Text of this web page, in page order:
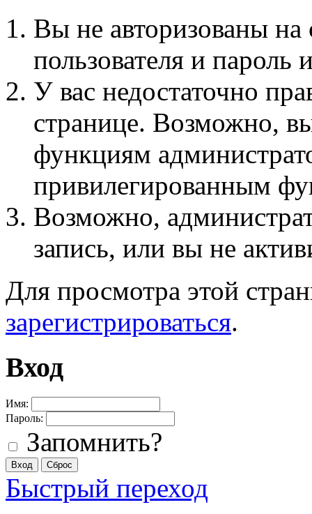
Вы не авторизованы на
пользователя и пароль
У вас недостаточно
странице. Возможно,
функциям
привилегированным
Возможно,
запись, или вы не
Для просмотра этой
зарегистрироваться.
Вход
Имя:
Пароль:
Запомнить?
Быстрый переход